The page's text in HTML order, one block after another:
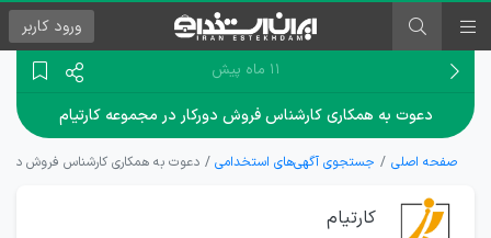
ورود کاربر
۱۱ ماه پیش
دعوت به همکاری کارشناس فروش دورکار در مجموعه کارتیام
صفحه اصلی جستجوی آگهی‌های استخدامی دعوت به همکاری کارشناس فروش
کارتیام